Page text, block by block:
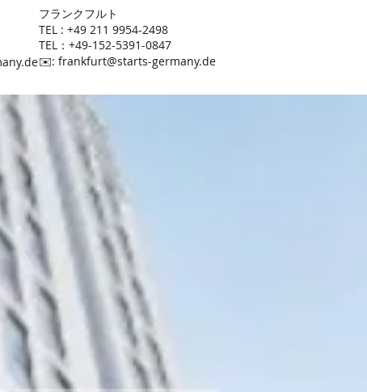
​フランクフルト
TEL : +49 211 9954-2498
TEL：+49-152-5391-0847
​✉️: frankfurt@starts-germany.de